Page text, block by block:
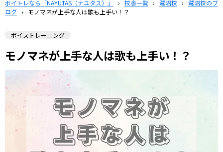
ボイトレなら「NAYUTAS（ナユタス）」 › 校舎一覧 › 鷺沼校 › 鷺沼校のブ
ログ › モノマネが上手な人は歌も上手い！？
ボイストレーニング
モノマネが上手な人は歌も上手い！？